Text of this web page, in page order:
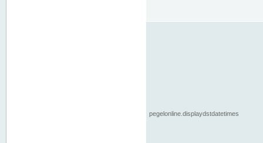
pegelonline.displaydstdatetimes